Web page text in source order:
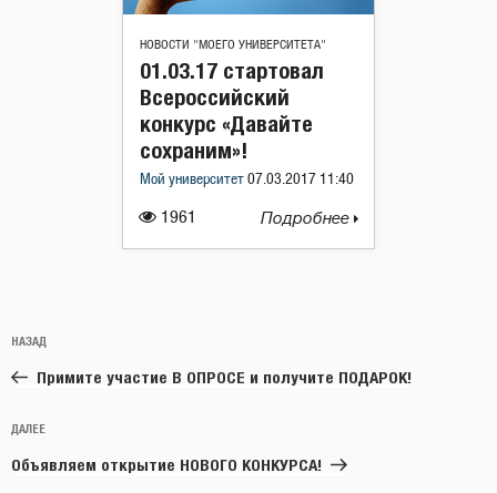
НОВОСТИ "МОЕГО УНИВЕРСИТЕТА"
1961
01.03.17 стартовал
Всероссийский
конкурс «Давайте
сохраним»!
Мой университет 07.03.2017 11:40
Подробнее
по
записям
Предыдущая
запись:
НАЗАД
Примите участие В ОПРОСЕ и получите ПОДАРОК!
Следующая
запись
ДАЛЕЕ
Объявляем открытие НОВОГО КОНКУРСА!